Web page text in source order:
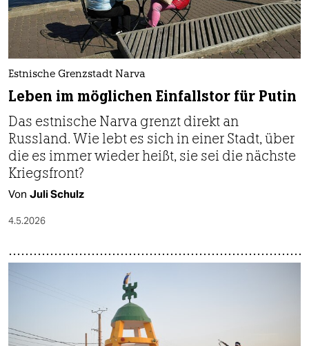
Estnische Grenzstadt Narva
Leben im möglichen Einfallstor für Putin
Das estnische Narva grenzt direkt an
Russland. Wie lebt es sich in einer Stadt, über
die es immer wieder heißt, sie sei die nächste
Kriegsfront?
Von Juli Schulz
4.5.2026